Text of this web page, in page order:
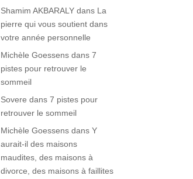
Shamim AKBARALY dans La
pierre qui vous soutient dans
votre année personnelle
Michèle Goessens dans7
pistes pour retrouver le
sommeil
Sovere dans7 pistes pour
retrouver le sommeil
Michèle Goessens dansY
aurait-il des maisons
maudites, des maisons à
divorce, des maisons à faillites